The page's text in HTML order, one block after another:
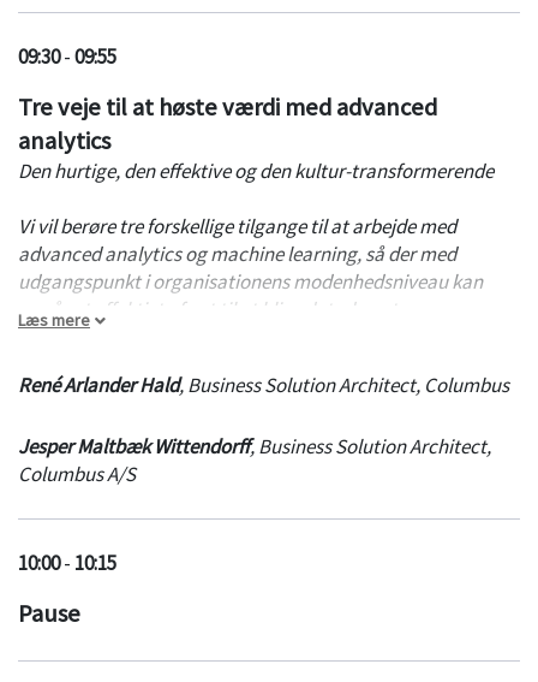
Løsningen har sikret adgang til data fra mange spredte
således at rapporteringen hele tiden lever op til
forventningerne for bibliotekerne.
09:30-09:55
Tre veje til at høste værdi med advanced
analytics
Den hurtige, den effektive og den kultur-transformerende
Vi vil berøre tre forskellige tilgange til at arbejde med
advanced analytics og machine learning, så der med
udgangspunkt i organisationens modenhedsniveau kan
opnås et effektivt afsæt til at blive datadrevet og
formalisere datarejsen.
Læs mere
René Arlander Hald,Business Solution Architect, Columbus
Jesper Maltbæk Wittendorff,Business Solution Architect,
Columbus A/S
10:00- 10:15
Pause